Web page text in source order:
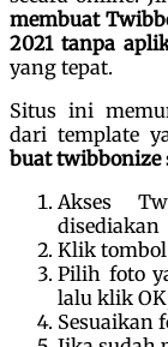
membuat
2021 tanpa
yang tepat.
Situs ini
dari template
buat twibbonize
Akses
disediakan
Klik tombol
Pilih foto
lalu klik
Sesuaikan